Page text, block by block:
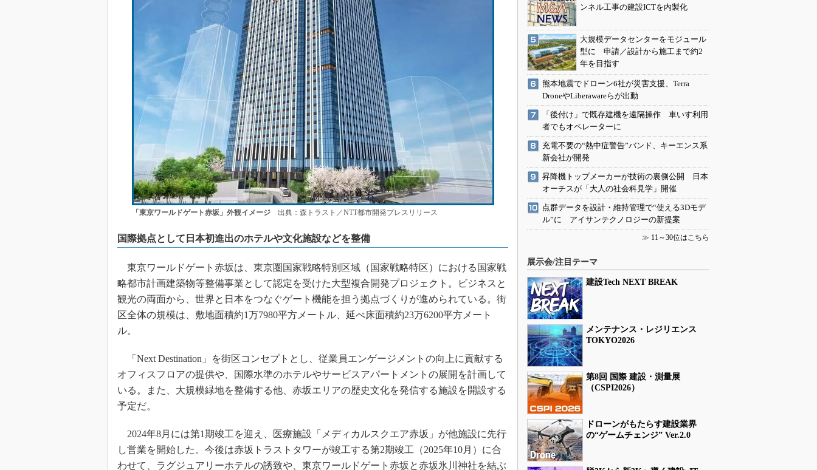
「東京ワールドゲート赤坂」外観イメージ出典：森トラスト／NTT都市開発プレスリリース
国際拠点として日本初進出のホテルや文化施設などを整備
東京ワールドゲート赤坂は、東京圏国家戦略特別区域（国家戦略特区）における国家戦
略都市計画建築物等整備事業として認定を受けた大型複合開発プロジェクト。ビジネスと
観光の両面から、世界と日本をつなぐゲート機能を担う拠点づくりが進められている。街
区全体の規模は、敷地面積約1万7980平方メートル、延べ床面積約23万6200平方メート
ル。
「Next Destination」を街区コンセプトとし、従業員エンゲージメントの向上に貢献する
オフィスフロアの提供や、国際水準のホテルやサービスアパートメントの展開を計画して
いる。また、大規模緑地を整備する他、赤坂エリアの歴史文化を発信する施設を開設する
予定だ。
2024年8月には第1期竣工を迎え、医療施設「メディカルスクエア赤坂」が他施設に先行
し営業を開始した。今後は赤坂トラストタワーが竣工する第2期竣工（2025年10月）に合
わせて、ラグジュアリーホテルの誘致や、東京ワールドゲート赤坂と赤坂氷川神社を結ぶ
ンネル工事の建設ICTを内製化
大規模データセンターをモジュール
型に 申請／設計から施工まで約2
年を目指す
熊本地震でドローン6社が災害支援、Terra
DroneやLiberawareらが出動
「後付け」で既存建機を遠隔操作 車いす利用
者でもオペレーターに
充電不要の“熱中症警告”バンド、キーエンス系
新会社が開発
昇降機トップメーカーが技術の裏側公開 日本
オーチスが「大人の社会科見学」開催
点群データを設計・維持管理で“使える3Dモデ
ル”に アイサンテクノロジーの新提案
≫ 11～30位はこちら
展示会/注目テーマ
建設Tech NEXT BREAK
メンテナンス・レジリエンス
TOKYO2026
第8回 国際 建設・測量展
（CSPI2026）
ドローンがもたらす建設業界
の“ゲームチェンジ” Ver.2.0